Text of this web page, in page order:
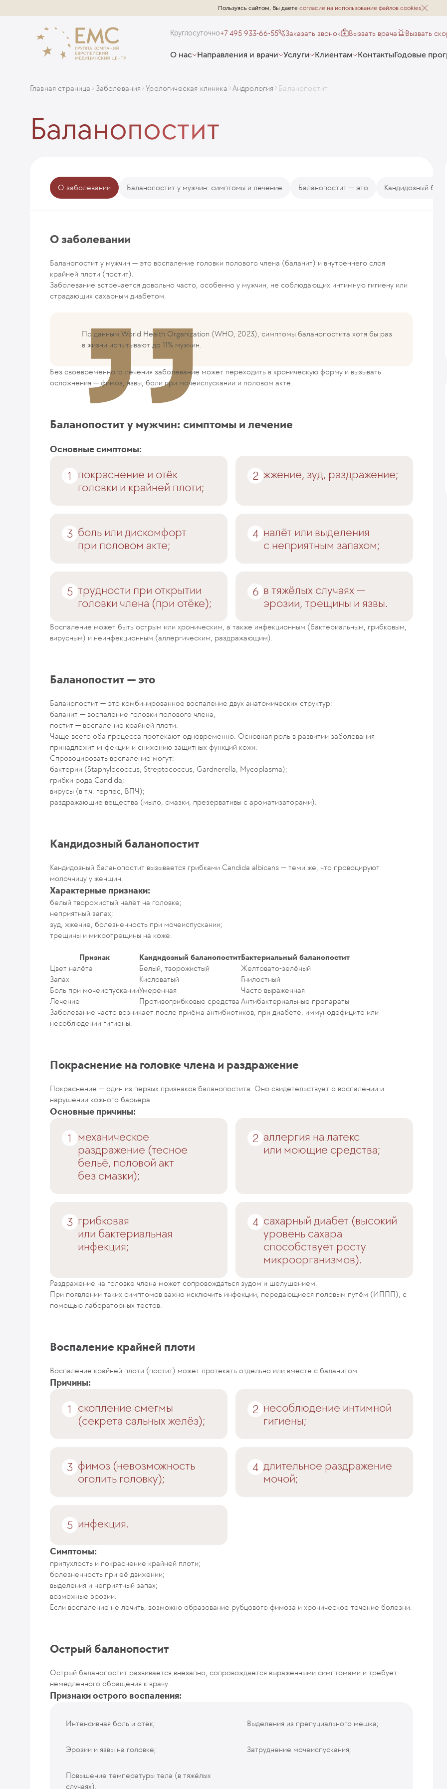
Пользуясь сайтом, Вы даете согласие на использование файлов cookies
Круглосуточно+7 495 933-66-55 Заказать звонок Вызвать врача Вызвать
О нас Направления и врачи Услуги Клиентам КонтактыГодовые
Главная страница Заболевания Урологическая клиника Андрология Баланопостит
Баланопостит
О заболевании Баланопостит у мужчин: симптомы и лечение Баланопостит — это Кандидозный
О заболевании
Баланопостит у мужчин — это воспаление головки полового члена (баланит) и внутреннего слоя
крайней плоти (постит).
Заболевание встречается довольно часто, особенно у мужчин, не соблюдающих интимную гигиену или
страдающих сахарным диабетом.
По данным World Health Organization (WHO, 2023), симптомы баланопостита хотя бы раз
в жизни испытывают до 11% мужчин.
Без своевременного лечения заболевание может переходить в хроническую форму и вызывать
осложнения — фимоз, язвы, боли при мочеиспускании и половом акте.
Баланопостит у мужчин: симптомы и лечение
Основные симптомы:
покраснение и отёк
головки и крайней плоти;
жжение, зуд, раздражение;
боль или дискомфорт
при половом акте;
налёт или выделения
с неприятным запахом;
трудности при открытии
головки члена (при отёке);
в тяжёлых случаях —
эрозии, трещины и язвы.
Воспаление может быть острым или хроническим, а также инфекционным (бактериальным, грибковым,
вирусным) и неинфекционным (аллергическим, раздражающим).
Баланопостит — это
Баланопостит — это комбинированное воспаление двух анатомических структур:
баланит — воспаление головки полового члена,
постит — воспаление крайней плоти.
Чаще всего оба процесса протекают одновременно. Основная роль в развитии заболевания
принадлежит инфекции и снижению защитных функций кожи.
Спровоцировать воспаление могут:
бактерии (Staphylococcus, Streptococcus, Gardnerella, Mycoplasma);
грибки рода Candida;
вирусы (в т.ч. герпес, ВПЧ);
раздражающие вещества (мыло, смазки, презервативы с ароматизаторами).
Кандидозный баланопостит
Кандидозный баланопостит вызывается грибками Candida albicans — теми же, что провоцируют
молочницу у женщин.
Характерные признаки:
белый творожистый налёт на головке;
неприятный запах;
зуд, жжение, болезненность при мочеиспускании;
трещины и микротрещины на коже.
Признак Кандидозный баланопоститБактериальный баланопостит
Цвет налёта
Белый, творожистый
Желтовато-зелёный
Запах
Кисловатый
Гнилостный
Боль при мочеиспусканииУмеренная
Часто выраженная
Лечение
Противогрибковые средства Антибактериальные препараты
Заболевание часто возникает после приёма антибиотиков, при диабете, иммунодефиците или
несоблюдении гигиены.
Покраснение на головке члена и раздражение
Покраснение — один из первых признаков баланопостита. Оно свидетельствует о воспалении и
нарушении кожного барьера.
Основные причины:
механическое
раздражение (тесное
бельё, половой акт
без смазки);
аллергия на латекс
или моющие средства;
грибковая
или бактериальная
инфекция;
сахарный диабет (высокий
уровень сахара
способствует росту
микроорганизмов).
Раздражение на головке члена может сопровождаться зудом и шелушением.
При появлении таких симптомов важно исключить инфекции, передающиеся половым путём (ИППП), с
помощью лабораторных тестов.
Воспаление крайней плоти
Воспаление крайней плоти (постит) может протекать отдельно или вместе с баланитом.
Причины:
скопление смегмы
(секрета сальных желёз);
несоблюдение интимной
гигиены;
фимоз (невозможность
оголить головку);
длительное раздражение
мочой;
инфекция.
Симптомы:
припухлость и покраснение крайней плоти;
болезненность при её движении;
выделения и неприятный запах;
возможные эрозии.
Если воспаление не лечить, возможно образование рубцового фимоза и хроническое течение болезни.
Острый баланопостит
Острый баланопостит развивается внезапно, сопровождается выраженными симптомами и требует
немедленного обращения к врачу.
Признаки острого воспаления:
Интенсивная боль и отёк; Выделения из препуциального мешка;
Эрозии и язвы на головке; Затруднение мочеиспускания;
Повышение температуры тела (в тяжёлых
случаях).